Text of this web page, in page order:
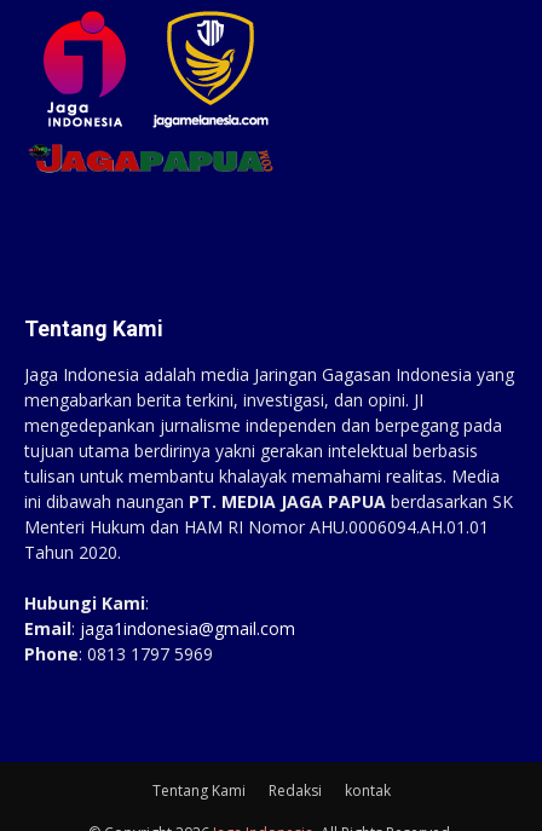
Tentang Kami
Jaga Indonesia adalah media Jaringan Gagasan Indonesia yang
mengabarkan berita terkini, investigasi, dan opini. JI
mengedepankan jurnalisme independen dan berpegang pada
tujuan utama berdirinya yakni gerakan intelektual berbasis
tulisan untuk membantu khalayak memahami realitas. Media
ini dibawah naungan PT. MEDIA JAGA PAPUA berdasarkan SK
Menteri Hukum dan HAM RI Nomor AHU.0006094.AH.01.01
Tahun 2020.
Hubungi Kami:
Email: jaga1indonesia@gmail.com
Phone: 0813 1797 5969
Tentang Kami Redaksi kontak